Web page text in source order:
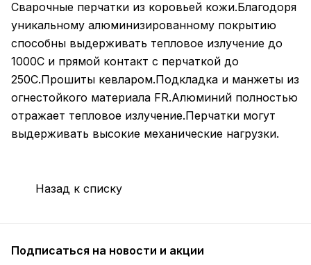
Сварочные перчатки из коровьей кожи.Благодоря
уникальному алюминизированному покрытию
способны выдерживать тепловое излучение до
1000С и прямой контакт с перчаткой до
250С.Прошиты кевларом.Подкладка и манжеты из
огнестойкого материала FR.Алюминий полностью
отражает тепловое излучение.Перчатки могут
выдерживать высокие механические нагрузки.
Назад к списку
Подписаться на новости и акции